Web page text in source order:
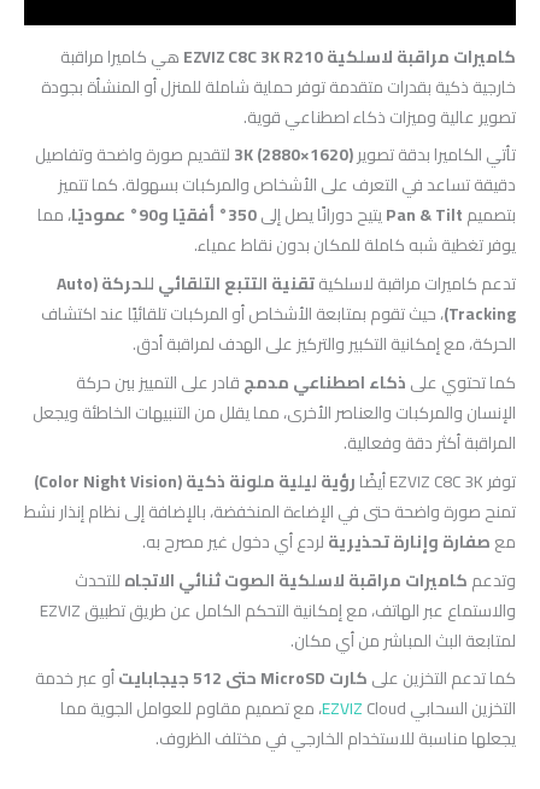
كاميرات مراقبة لاسلكية EZVIZ C8C 3K R210
هي كاميرا مراقبة
خارجية ذكية بقدرات متقدمة توفر حماية شاملة للمنزل أو المنشأة بجودة
تصوير عالية وميزات ذكاء اصطناعي قوية.
تأتي الكاميرا بدقة تصوير3K (2880×1620)لتقديم صورة واضحة وتفاصيل
دقيقة تساعد في التعرف على الأشخاص والمركبات بسهولة. كما تتميز
بتصميمPan & Tiltيتيح دورانًا يصل إلى350° أفقيًا و90° عموديًا
، مما
يوفر تغطية شبه كاملة للمكان بدون نقاط عمياء.
تدعم كاميرات مراقبة لاسلكية
تقنية التتبع التلقائي للحركة (Auto
Tracking)، حيث تقوم بمتابعة الأشخاص أو المركبات تلقائيًا عند اكتشاف
الحركة، مع إمكانية التكبير والتركيز على الهدف لمراقبة أدق.
كما تحتوي علىذكاء اصطناعي مدمجقادر على التمييز بين حركة
الإنسان والمركبات والعناصر الأخرى، مما يقلل من التنبيهات الخاطئة ويجعل
المراقبة أكثر دقة وفعالية.
توفر EZVIZ C8C 3K أيضًا
رؤية ليلية ملونة ذكية (Color Night Vision)
تمنح صورة واضحة حتى في الإضاءة المنخفضة، بالإضافة إلى نظام إنذار نشط
معصفارة وإنارة تحذيريةلردع أي دخول غير مصرح به.
وتدعمكاميرات مراقبة لاسلكيةالصوت ثنائي الاتجاهللتحدث
والاستماع عبر الهاتف، مع إمكانية التحكم الكامل عن طريق تطبيق EZVIZ
لمتابعة البث المباشر من أي مكان.
كما تدعم التخزين علىكارت MicroSD حتى 512 جيجابايت
أو عبر خدمة
التخزين السحابي
EZVIZCloud، مع تصميم مقاوم للعوامل الجوية مما
يجعلها مناسبة للاستخدام الخارجي في مختلف الظروف.